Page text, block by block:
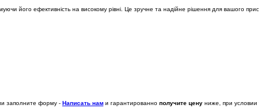
його ефективність на високому рівні. Це зручне та надійне рішення для вашого
заполните форму - Написать нам и гарантированно получите цену ниже, при условии